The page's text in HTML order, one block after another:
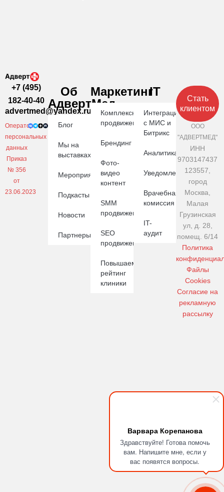
Варвара Корепанова
Здравствуйте! Готова помочь
вам. Напишите мне, если у
вас появятся вопросы.
+7 (495)
182-40-40
advertmed@yandex.ru
Оператор
персональных
данных
Приказ
№ 356
от
23.06.2023
Об
АдвертМед
Блог
Мы на
выставках
Мероприятия
Подкасты
Новости
Партнеры
Маркетинг
Комплексное
продвижение
Брендинг
Фото-
видео
контент
SMM
продвижение
SEO
продвижение
Повышаем
рейтинг
клиники
IT
Интеграция
с МИС и
Битрикс
Аналитика
Уведомления
Врачебная
комиссия
IT-
аудит
Стать
клиентом
ООО
"АДВЕРТМЕД"
ИНН
9703147437
123557,
город
Москва,
Малая
Грузинская
ул, д. 28,
помещ. 6/14
Политика
Файлы
Cookies
Cогласие на
рекламную
рассылку